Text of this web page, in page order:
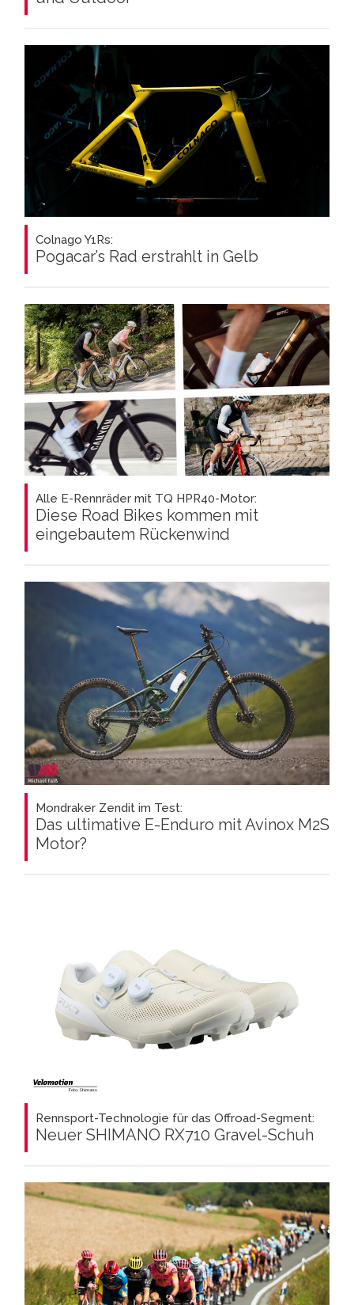
Colnago Y1Rs:
Pogacar’s Rad erstrahlt in Gelb
Alle E-Rennräder mit TQ HPR40-Motor:
Diese Road Bikes kommen mit
eingebautem Rückenwind
Mondraker Zendit im Test:
Das ultimative E-Enduro mit Avinox M2S
Motor?
Rennsport-Technologie für das Offroad-Segment:
Neuer SHIMANO RX710 Gravel-Schuh